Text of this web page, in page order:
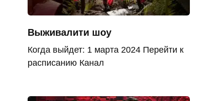
Выживалити шоу
Когда выйдет: 1 марта 2024 Перейти к
расписанию Канал